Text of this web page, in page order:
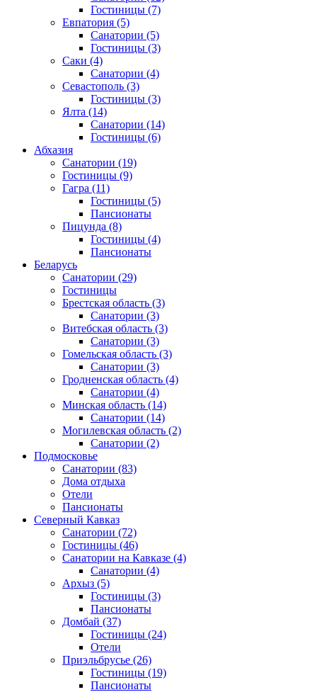
Гостиницы (7)
Евпатория (5)
Санатории (5)
Гостиницы (3)
Саки (4)
Санатории (4)
Севастополь (3)
Гостиницы (3)
Ялта (14)
Санатории (14)
Гостиницы (6)
Абхазия
Санатории (19)
Гостиницы (9)
Гагра (11)
Гостиницы (5)
Пансионаты
Пицунда (8)
Гостиницы (4)
Пансионаты
Беларусь
Санатории (29)
Гостиницы
Брестская область (3)
Санатории (3)
Витебская область (3)
Санатории (3)
Гомельская область (3)
Санатории (3)
Гродненская область (4)
Санатории (4)
Минская область (14)
Санатории (14)
Могилевская область (2)
Санатории (2)
Подмосковье
Санатории (83)
Дома отдыха
Отели
Пансионаты
Северный Кавказ
Санатории (72)
Гостиницы (46)
Санатории на Кавказе (4)
Санатории (4)
Архыз (5)
Гостиницы (3)
Пансионаты
Домбай (37)
Гостиницы (24)
Отели
Приэльбрусье (26)
Гостиницы (19)
Пансионаты